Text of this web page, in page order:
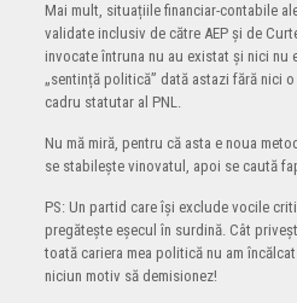
Mai mult, situațiile financiar-contabile
validate inclusiv de către AEP și de
invocate întruna nu au existat și nici nu
„sentință politică” dată astazi fără nici
cadru statutar al PNL.
Nu mă miră, pentru că asta e noua
se stabilește vinovatul, apoi se caută
PS: Un partid care își exclude vocile
pregătește eșecul în surdină. Cât
toată cariera mea politică nu am încălcat
niciun motiv să demisionez!